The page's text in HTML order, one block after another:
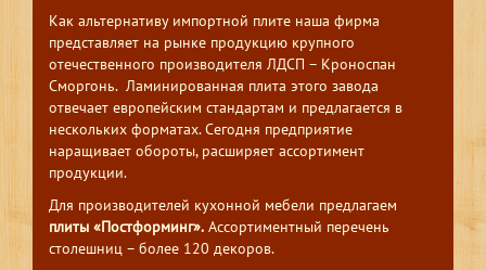
Как альтернативу импортной плите наша фирма
представляет на рынке продукцию крупного
отечественного производителя ЛДСП – Кроноспан
Сморгонь. Ламинированная плита этого завода
отвечает европейским стандартам и предлагается в
нескольких форматах. Сегодня предприятие
наращивает обороты, расширяет ассортимент
продукции.
Для производителей кухонной мебели предлагаем
плиты «Постформинг». Ассортиментный перечень
столешниц – более 120 декоров.